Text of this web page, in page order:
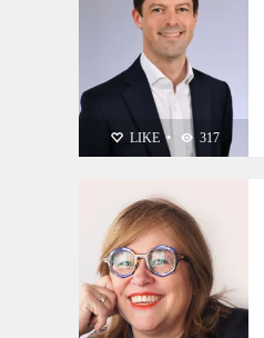
LIKE • 317
PERSONNALITÉS